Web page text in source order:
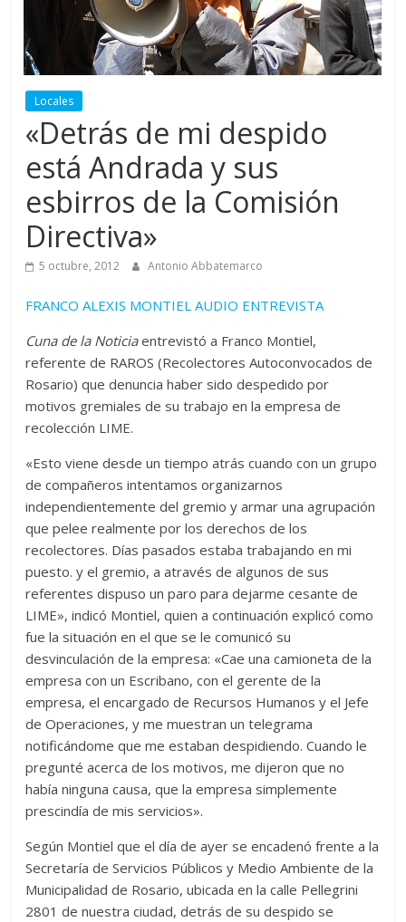
Locales
«Detrás de mi despido
está Andrada y sus
esbirros de la Comisión
Directiva»
5 octubre, 2012 Antonio Abbatemarco
FRANCO ALEXIS MONTIEL AUDIO ENTREVISTA
Cuna de la Noticiaentrevistó a Franco Montiel,
referente de RAROS (Recolectores Autoconvocados de
Rosario) que denuncia haber sido despedido por
motivos gremiales de su trabajo en la empresa de
recolección LIME.
«Esto viene desde un tiempo atrás cuando con un grupo
de compañeros intentamos organizarnos
independientemente del gremio y armar una agrupación
que pelee realmente por los derechos de los
recolectores. Días pasados estaba trabajando en mi
puesto. y el gremio, a através de algunos de sus
referentes dispuso un paro para dejarme cesante de
LIME», indicó Montiel, quien a continuación explicó como
fue la situación en el que se le comunicó su
desvinculación de la empresa: «Cae una camioneta de la
empresa con un Escribano, con el gerente de la
empresa, el encargado de Recursos Humanos y el Jefe
de Operaciones, y me muestran un telegrama
notificándome que me estaban despidiendo. Cuando le
pregunté acerca de los motivos, me dijeron que no
había ninguna causa, que la empresa simplemente
prescindía de mis servicios».
Según Montiel que el día de ayer se encadenó frente a la
Secretaría de Servicios Públicos y Medio Ambiente de la
Municipalidad de Rosario, ubicada en la calle Pellegrini
2801 de nuestra ciudad, detrás de su despido se